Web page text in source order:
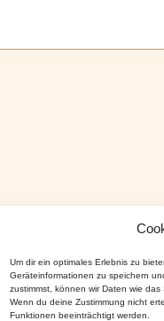
Um dir ein optimales Erlebnis zu
Geräteinformationen zu speichern
zustimmst, können wir Daten wie
Wenn du deine Zustimmung nicht
Funktionen beeinträchtigt werden.